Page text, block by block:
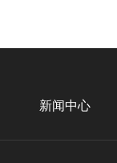
新闻中心